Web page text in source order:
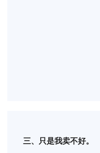
三、只是我卖不好。